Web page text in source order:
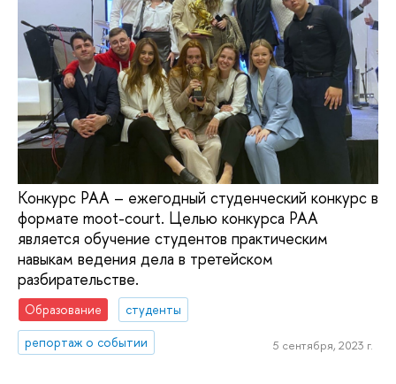
Конкурс РАА – ежегодный студенческий конкурс в
формате moot-court. Целью конкурса РАА
является обучение студентов практическим
навыкам ведения дела в третейском
разбирательстве.
Образование
студенты
репортаж о событии
5 сентября, 2023 г.